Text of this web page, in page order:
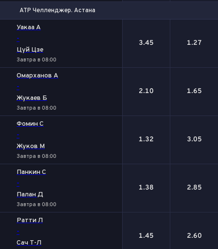
ATP Челленджер. Астана
Уакаа А
-
Цуй Цзе
Завтра в 08:00
3.45 1.27
Омарханов А
-
Жукаев Б
Завтра в 08:00
2.10 1.65
Фомин С
-
Жуков М
Завтра в 08:00
1.32 3.05
Панкин С
-
Палан Д
Завтра в 08:00
1.38 2.85
Ратти Л
-
Сач Т-Л
1.45 2.60